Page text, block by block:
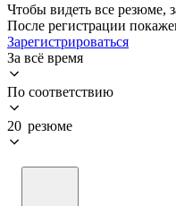
Чтобы видеть все резюме,
После регистрации
Зарегистрироваться
За всё время
По соответствию
20 резюме